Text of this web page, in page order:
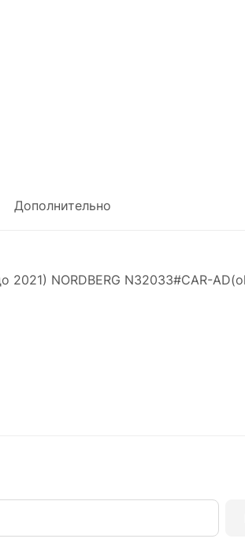
Дополнительно
2021) NORDBERG N32033#CAR-